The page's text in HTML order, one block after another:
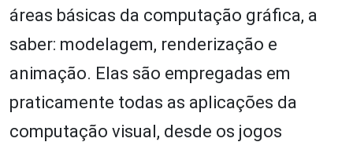
áreas básicas da computação gráfica, a
saber: modelagem, renderização e
animação. Elas são empregadas em
praticamente todas as aplicações da
computação visual, desde os jogos